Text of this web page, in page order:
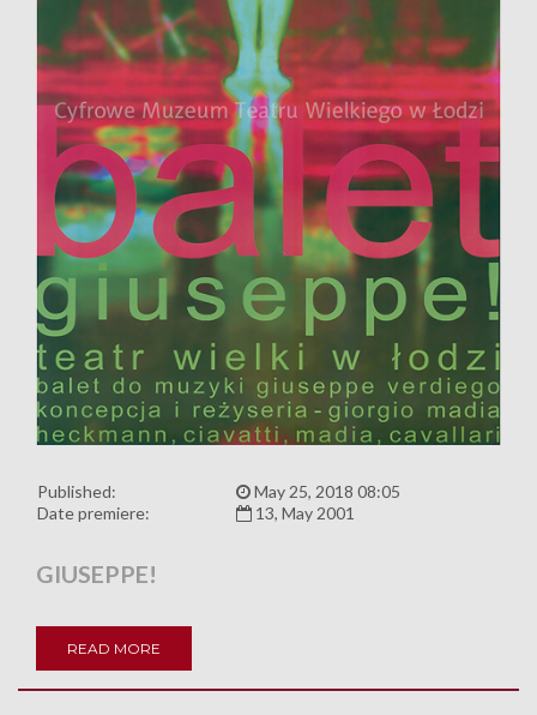
Published:
May 25, 2018 08:05
Date premiere:
13, May 2001
GIUSEPPE!
READ MORE